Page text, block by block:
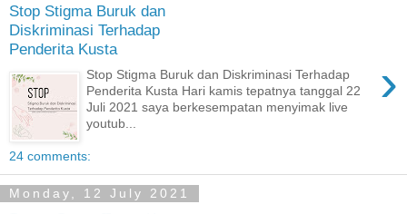
Stop Stigma Buruk dan
Diskriminasi Terhadap
Penderita Kusta
›
Stop Stigma Buruk dan Diskriminasi Terhadap
Penderita Kusta Hari kamis tepatnya tanggal 22
Juli 2021 saya berkesempatan menyimak live
youtub...
24 comments:
Monday, 12 July 2021